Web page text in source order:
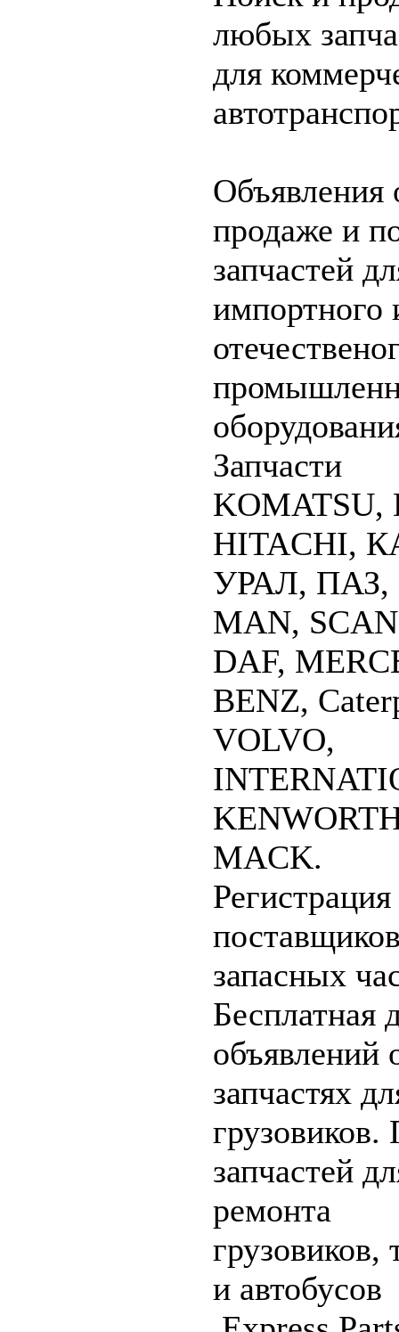
любых
для
Объявления
продаже и
запчастей
импортного
Запчасти
KOMATSU,
HITACHI,
УРАЛ, ПАЗ,
MAN,
DAF,
BENZ,
VOLVO,
MACK.
Регистрация
запасных
Бесплатная
объявлений
запчастях
грузовиков.
запчастей
ремонта
грузовиков,
и автобусов